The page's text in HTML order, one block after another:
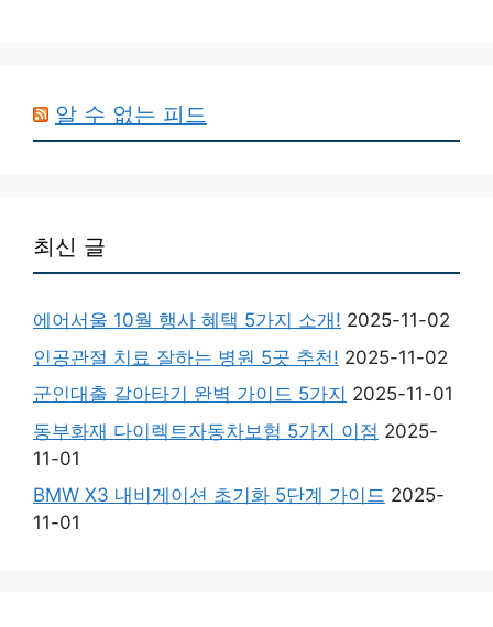
알 수 없는 피드
최신 글
에어서울 10월 행사 혜택 5가지 소개! 2025-11-02
인공관절 치료 잘하는 병원 5곳 추천! 2025-11-02
군인대출 갈아타기 완벽 가이드 5가지 2025-11-01
동부화재 다이렉트자동차보험 5가지 이점 2025-
11-01
BMW X3 내비게이션 초기화 5단계 가이드 2025-
11-01